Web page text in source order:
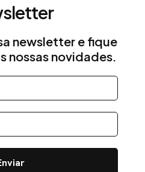
newsletter e fique
nossas novidades.